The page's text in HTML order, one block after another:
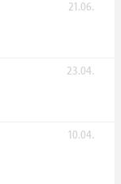
21.06.
23.04.
10.04.